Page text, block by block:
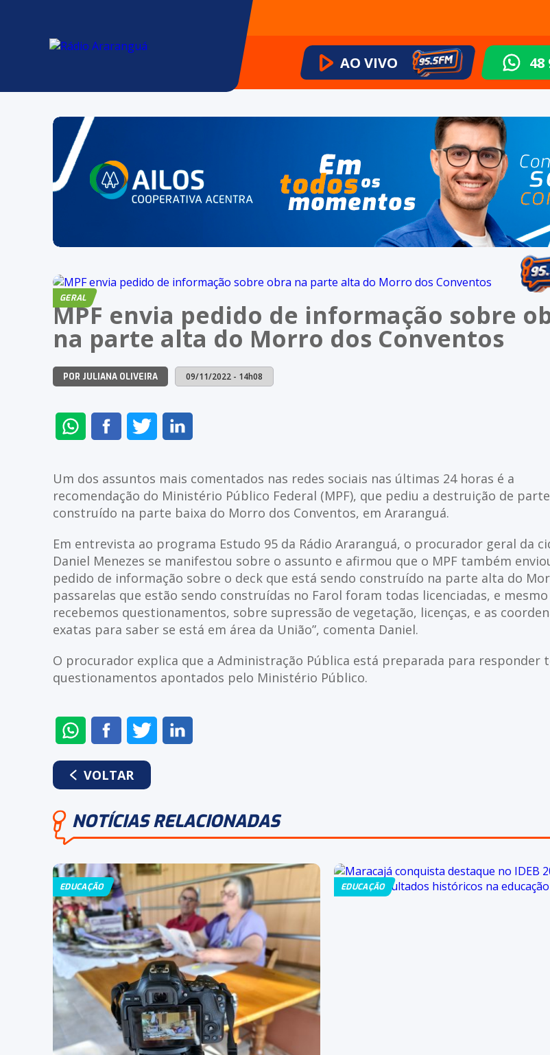
AO VIVO 48
GERAL
MPF envia pedido de informação sobre
na parte alta do Morro dos Conventos
POR JULIANA OLIVEIRA 09/11/2022 - 14h08
ENVIAR
NO
COMPARTILHAR
NO
COMPARTILHAR
NO
Um dos assuntos mais comentados nas redes sociais nas últimas 24 horas é a
recomendação do Ministério Público Federal (MPF), que pediu a destruição de
construído na parte baixa do Morro dos Conventos, em Araranguá.
Em entrevista ao programa Estudo 95 da Rádio Araranguá, o procurador geral da
Daniel Menezes se manifestou sobre o assunto e afirmou que o MPF também
pedido de informação sobre o deck que está sendo construído na parte alta do
passarelas que estão sendo construídas no Farol foram todas licenciadas, e
recebemos questionamentos, sobre supressão de vegetação, licenças, e as
exatas para saber se está em área da União”, comenta Daniel.
O procurador explica que a Administração Pública está preparada para responder
questionamentos apontados pelo Ministério Público.
ENVIAR
NO
WHATSAPP
COMPARTILHAR
NO
FACEBOOK
COMPARTILHAR
NO
VOLTAR
NOTÍCIAS RELACIONADAS
EDUCAÇÃO EDUCAÇÃO